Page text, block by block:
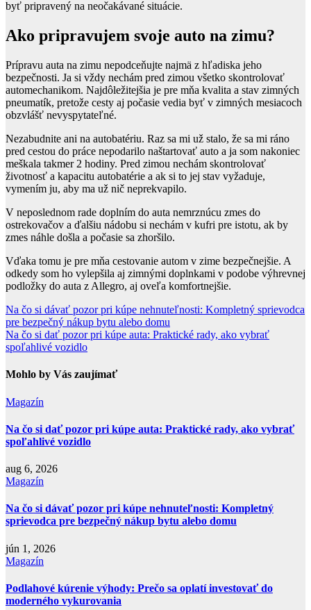
byť pripravený na neočakávané situácie.
Ako pripravujem svoje auto na zimu?
Prípravu auta na zimu nepodceňujte najmä z hľadiska jeho
bezpečnosti. Ja si vždy nechám pred zimou všetko skontrolovať
automechanikom. Najdôležitejšia je pre mňa kvalita a stav zimných
pneumatík, pretože cesty aj počasie vedia byť v zimných mesiacoch
obzvlášť nevyspytateľné.
Nezabudnite ani na autobatériu. Raz sa mi už stalo, že sa mi ráno
pred cestou do práce nepodarilo naštartovať auto a ja som nakoniec
meškala takmer 2 hodiny. Pred zimou nechám skontrolovať
životnosť a kapacitu autobatérie a ak si to jej stav vyžaduje,
vymením ju, aby ma už nič neprekvapilo.
V neposlednom rade doplním do auta nemrznúcu zmes do
ostrekovačov a ďalšiu nádobu si nechám v kufri pre istotu, ak by
zmes náhle došla a počasie sa zhoršilo.
Vďaka tomu je pre mňa cestovanie autom v zime bezpečnejšie. A
odkedy som ho vylepšila aj zimnými doplnkami v podobe výhrevnej
podložky do auta z Allegro, aj oveľa komfortnejšie.
Navigácia
v
článku
Na čo si dávať pozor pri kúpe nehnuteľnosti: Kompletný sprievodca
pre bezpečný nákup bytu alebo domu
Na čo si dať pozor pri kúpe auta: Praktické rady, ako vybrať
spoľahlivé vozidlo
Mohlo by Vás zaujímať
Magazín
Na čo si dať pozor pri kúpe auta: Praktické rady, ako vybrať
spoľahlivé vozidlo
aug 6, 2026
Magazín
Na čo si dávať pozor pri kúpe nehnuteľnosti: Kompletný
sprievodca pre bezpečný nákup bytu alebo domu
jún 1, 2026
Magazín
Podlahové kúrenie výhody: Prečo sa oplatí investovať do
moderného vykurovania